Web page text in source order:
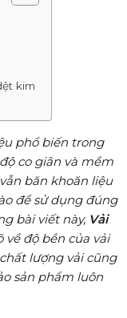
kim
phổ biến trong
co giãn và mềm
băn khoăn liệu
để sử dụng đúng
bài viết này, Vải
độ bền của vải
lượng vải cũng
sản phẩm luôn